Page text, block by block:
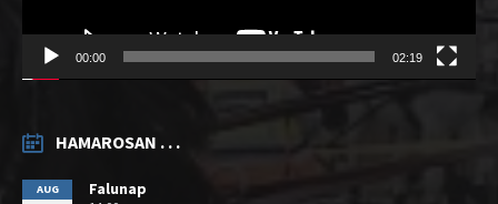
00:00 02:19
HAMAROSAN . . .
AUG Falunap